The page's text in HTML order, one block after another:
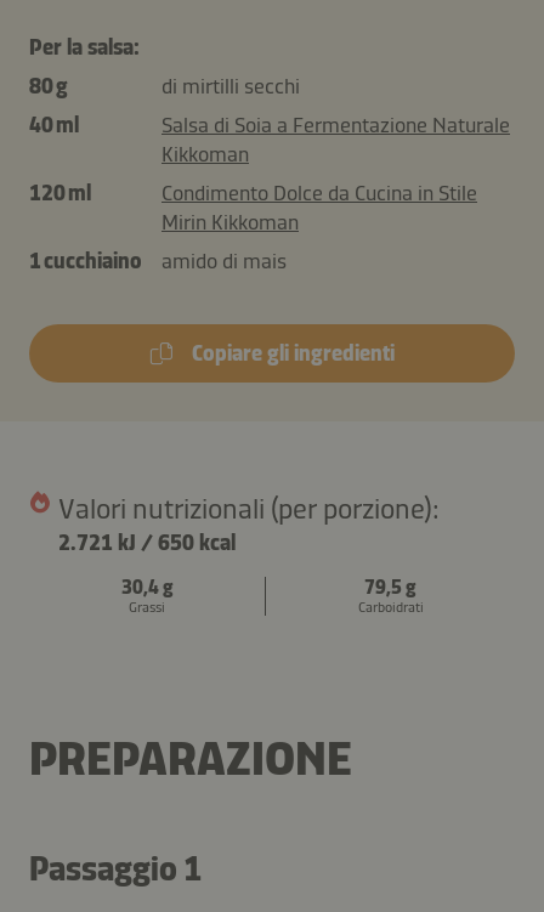
Per la salsa:
80 g
di mirtilli secchi
40 ml
Salsa di Soia a Fermentazione Naturale
Kikkoman
120 ml
Condimento Dolce da Cucina in Stile
Mirin Kikkoman
1 cucchiaino
amido di mais
Copiare gli ingredienti
Valori nutrizionali (per porzione):
2.721 kJ /650 kcal
30,4 g
Grassi
79,5 g
Carboidrati
PREPARAZIONE
Passaggio 1